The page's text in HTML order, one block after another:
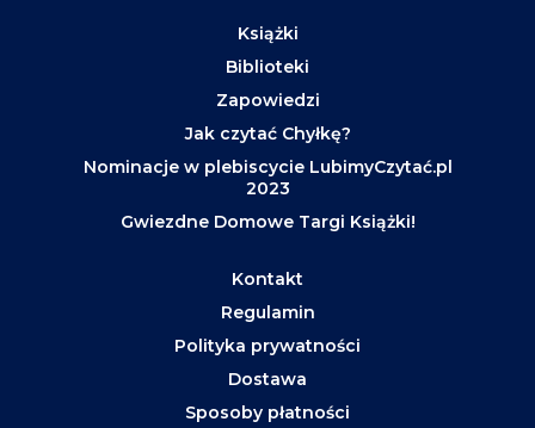
Książki
Biblioteki
Zapowiedzi
Jak czytać Chyłkę?
Nominacje w plebiscycie LubimyCzytać.pl
2023
Gwiezdne Domowe Targi Książki!
Kontakt
Regulamin
Polityka prywatności
Dostawa
Sposoby płatności